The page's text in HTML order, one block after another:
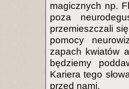
magicznych np.
poza
przemieszczali
pomocy
zapach kwiatów
będziemy
Kariera tego
przed nami.